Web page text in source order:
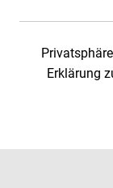
Privatsphäre
Erklärung